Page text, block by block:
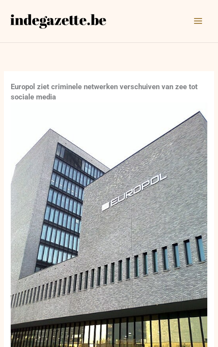
naar
Europol ziet criminele netwerken verschuiven van zee tot
sociale media